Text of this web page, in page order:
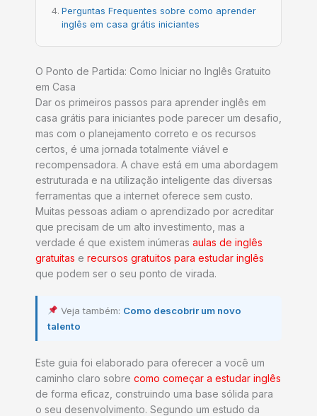
Perguntas Frequentes sobre como aprender
inglês em casa grátis iniciantes
O Ponto de Partida: Como Iniciar no Inglês Gratuito
em Casa
Dar os primeiros passos para aprender inglês em
casa grátis para iniciantes pode parecer um desafio,
mas com o planejamento correto e os recursos
certos, é uma jornada totalmente viável e
recompensadora. A chave está em uma abordagem
estruturada e na utilização inteligente das diversas
ferramentas que a internet oferece sem custo.
Muitas pessoas adiam o aprendizado por acreditar
que precisam de um alto investimento, mas a
verdade é que existem inúmeras aulas de inglês
gratuitas e recursos gratuitos para estudar inglês
que podem ser o seu ponto de virada.
Veja também: Como descobrir um novo
talento
Este guia foi elaborado para oferecer a você um
caminho claro sobre como começar a estudar inglês
de forma eficaz, construindo uma base sólida para
o seu desenvolvimento. Segundo um estudo da